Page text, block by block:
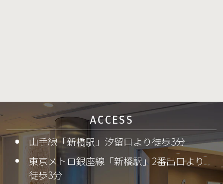
ACCESS
山手線「新橋駅」汐留口より徒歩3分
東京メトロ銀座線「新橋駅」2番出口より
徒歩3分